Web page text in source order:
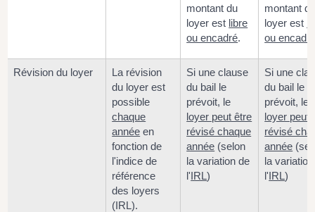
montant du
loyer est libre
ou encadré.
montant
loyer est
ou
Révision du loyer
La révision
du loyer est
possible
chaque
année en
fonction de
l'indice de
référence
des loyers
(IRL).
Si une clause
du bail le
prévoit, le
loyer peut être
révisé chaque
année (selon
la variation de
l'IRL)
Si une
du bail le
prévoit, le
loyer peut
révisé
année
la
l'IRL)